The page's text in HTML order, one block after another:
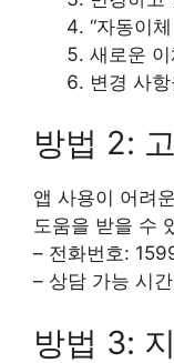
“자동이
새로운
변경 사
방법 2:
앱 사용이 어려
도움을 받을 수
– 전화번호:
– 상담 가능 시
방법 3: